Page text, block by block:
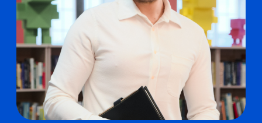
skills): управление проектами, решение
стратегических задач, взаимодействие с
командой и т.д. Выпускники будут
занимать управленческие должности и
работать консультантами, помогая
бизнесу становиться эффективнее. А
быстро начать карьеру им позволит...
математика.